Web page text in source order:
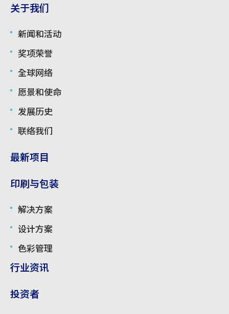
关于我们
新闻和活动
奖项荣誉
全球网络
愿景和使命
发展历史
联络我们
最新项目
印刷与包装
解决方案
设计方案
色彩管理
行业资讯
投资者